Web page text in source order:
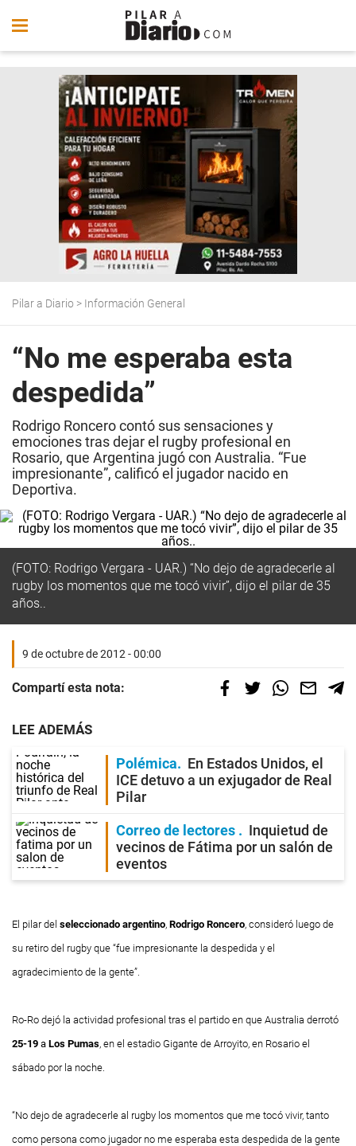
Pilar a Diario > Información General
“No me esperaba esta
despedida”
Rodrigo Roncero contó sus sensaciones y
emociones tras dejar el rugby profesional en
Rosario, que Argentina jugó con Australia. “Fue
impresionante”, calificó el jugador nacido en
Deportiva.
(FOTO: Rodrigo Vergara - UAR.) “No dejo de agradecerle al
rugby los momentos que me tocó vivir”, dijo el pilar de 35
años..
9 de octubre de 2012 - 00:00
Compartí esta nota:
LEE ADEMÁS
Polémica
En Estados Unidos, el
ICE detuvo a un exjugador de Real
Pilar
Correo de lectores
Inquietud de
vecinos de Fátima por un salón de
eventos
El pilar del seleccionado argentino, Rodrigo Roncero, consideró luego de
su retiro del rugby que “fue impresionante la despedida y el
agradecimiento de la gente”.
Ro-Ro dejó la actividad profesional tras el partido en que Australia derrotó
25-19 a Los Pumas, en el estadio Gigante de Arroyito, en Rosario el
sábado por la noche.
“No dejo de agradecerle al rugby los momentos que me tocó vivir, tanto
como persona como jugador no me esperaba esta despedida de la gente